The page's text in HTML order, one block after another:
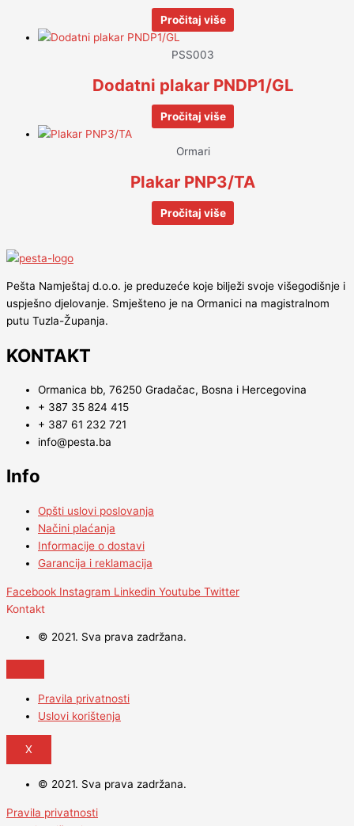
Pročitaj više
PSS003
Dodatni plakar PNDP1/GL
Pročitaj više
Ormari
Plakar PNP3/TA
Pročitaj više
Pešta Namještaj d.o.o. je preduzeće koje bilježi svoje višegodišnje i
uspješno djelovanje. Smješteno je na Ormanici na magistralnom
putu Tuzla-Županja.
KONTAKT
Ormanica bb, 76250 Gradačac, Bosna i Hercegovina
+ 387 35 824 415
+ 387 61 232 721
info@pesta.ba
Info
Opšti uslovi poslovanja
Načini plaćanja
Informacije o dostavi
Garancija i reklamacija
Facebook Instagram Linkedin Youtube Twitter
Kontakt
© 2021. Sva prava zadržana.
Pravila privatnosti
Uslovi korištenja
X
© 2021. Sva prava zadržana.
Pravila privatnosti